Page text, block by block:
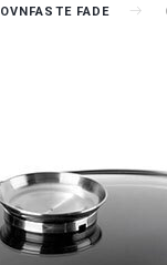
OVNFASTE FADE